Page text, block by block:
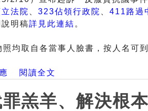
法院 323佔領行政院 411路過
明稿詳見此連結 。
均取自各當事人臉書，按人名可到
閱讀全文
羔羊、解決根